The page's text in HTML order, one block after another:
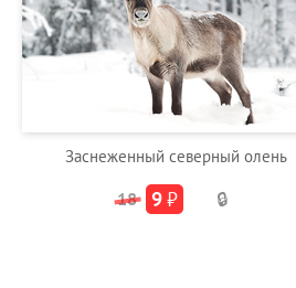
Заснеженный северный олень
18 9₽ 🔒